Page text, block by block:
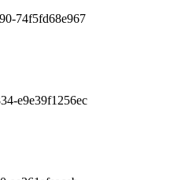
74f5fd68e967
e9e39f1256ec